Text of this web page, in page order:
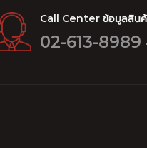
Call Center ข้อมูลสิน
02-613-8989